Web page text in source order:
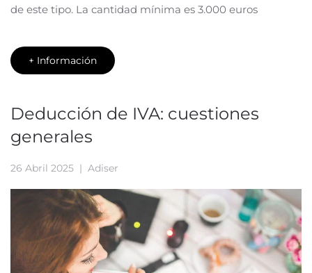
de este tipo. La cantidad mínima es 3.000 euros
+ Información
Deducción de IVA: cuestiones
generales
26 Abril 2025 | Adiser